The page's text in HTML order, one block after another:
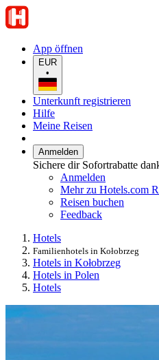
App öffnen
EUR
•
Unterkunft registrieren
Hilfe
Meine Reisen
Anmelden
Sichere dir Sofortrabatte
Anmelden
Mehr zu Hotels.com
Reisen buchen
Feedback
Hotels
Familienhotels in Kołobrzeg
Hotels in Kołobrzeg
Hotels in Polen
Hotels